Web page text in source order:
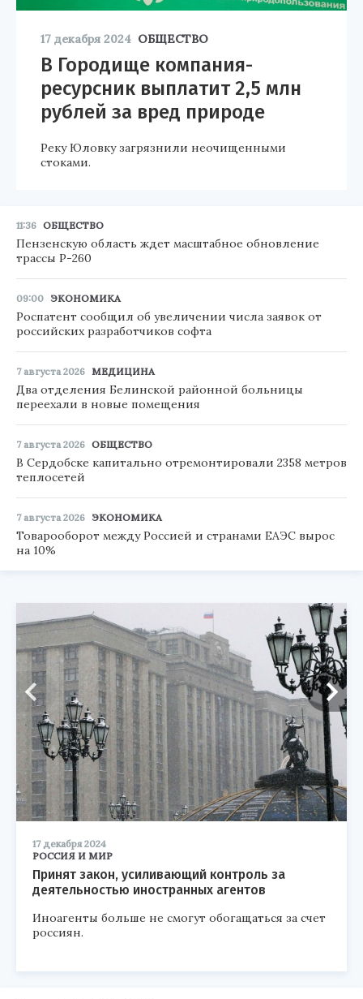
17 декабря 2024 ОБЩЕСТВО
В Городище компания-
ресурсник выплатит 2,5 млн
рублей за вред природе
Реку Юловку загрязнили неочищенными
стоками.
11:36 ОБЩЕСТВО
Пензенскую область ждет масштабное обновление
трассы Р-260
09:00 ЭКОНОМИКА
Роспатент сообщил об увеличении числа заявок от
российских разработчиков софта
7 августа 2026 МЕДИЦИНА
Два отделения Белинской районной больницы
переехали в новые помещения
7 августа 2026 ОБЩЕСТВО
В Сердобске капитально отремонтировали 2358 метров
теплосетей
7 августа 2026 ЭКОНОМИКА
Товарооборот между Россией и странами ЕАЭС вырос
на 10%
17 декабря 2024
РОССИЯ И МИР
Принят закон, усиливающий контроль за
деятельностью иностранных агентов
Иноагенты больше не смогут обогащаться за счет
россиян.